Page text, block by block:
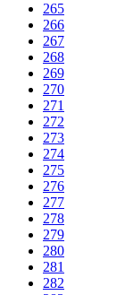
265
266
267
268
269
270
271
272
273
274
275
276
277
278
279
280
281
282